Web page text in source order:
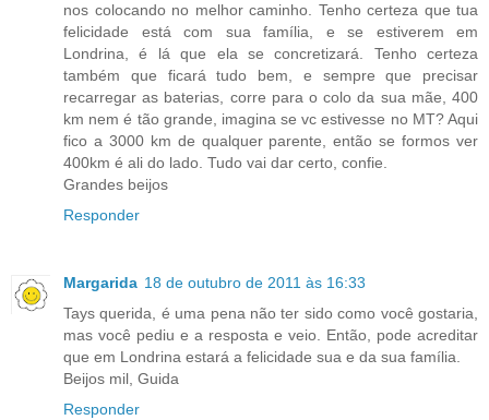
nos colocando no melhor caminho. Tenho certeza que tua
felicidade está com sua família, e se estiverem em
Londrina, é lá que ela se concretizará. Tenho certeza
também que ficará tudo bem, e sempre que precisar
recarregar as baterias, corre para o colo da sua mãe, 400
km nem é tão grande, imagina se vc estivesse no MT? Aqui
fico a 3000 km de qualquer parente, então se formos ver
400km é ali do lado. Tudo vai dar certo, confie.
Grandes beijos
Responder
Margarida 18 de outubro de 2011 às 16:33
Tays querida, é uma pena não ter sido como você gostaria,
mas você pediu e a resposta e veio. Então, pode acreditar
que em Londrina estará a felicidade sua e da sua família.
Beijos mil, Guida
Responder